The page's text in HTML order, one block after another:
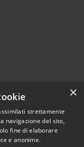
© 2026 • Comune di
• Powered by
•Accesso
×
strettamente
navigazione del sito,
fine di elaborare
e anonime.